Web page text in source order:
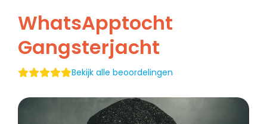
WhatsApptocht
Gangsterjacht
Bekijk alle beoordelingen